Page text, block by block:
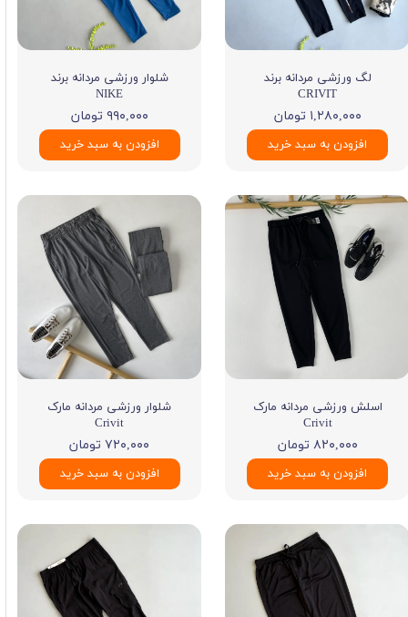
لگ ورزشی مردانه برند
CRIVIT
۱,۲۸۰,۰۰۰ تومان
افزودن به سبد خرید
شلوار ورزشی مردانه برند
NIKE
۹۹۰,۰۰۰ تومان
افزودن به سبد خرید
اسلش ورزشی مردانه مارک
Crivit
۸۲۰,۰۰۰ تومان
افزودن به سبد خرید
شلوار ورزشی مردانه مارک
Crivit
۷۲۰,۰۰۰ تومان
افزودن به سبد خرید